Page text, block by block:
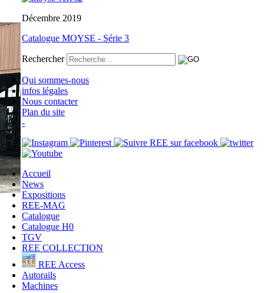
Décembre 2019
Catalogue MOYSE - Série 3
Rechercher
Qui sommes-nous
infos légales
Nous contacter
Plan du site
-
Accueil
News
Expositions
REE-MAG
Catalogue
Catalogue H0
TGV
REE COLLECTION
REE Access
Autorails
Machines